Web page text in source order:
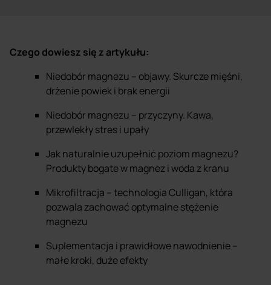
Czego dowiesz się z artykułu:
Niedobór magnezu – objawy. Skurcze mięśni,
drżenie powiek i brak energii
Niedobór magnezu – przyczyny. Kawa,
przewlekły stres i upały
Jak naturalnie uzupełnić poziom magnezu?
Produkty bogate w magnez i woda z kranu
Mikrofiltracja – technologia Culligan, która
pozwala zachować optymalne stężenie
magnezu
Suplementacja i prawidłowe nawodnienie –
małe kroki, duże efekty